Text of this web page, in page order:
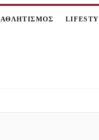
ΑΘΛΗΤΙΣΜΟΣ